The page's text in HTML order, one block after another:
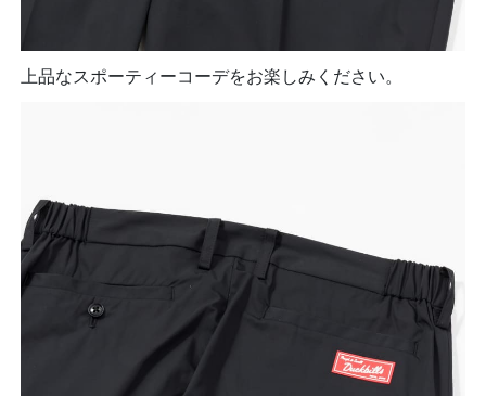
上品なスポーティーコーデをお楽しみください。